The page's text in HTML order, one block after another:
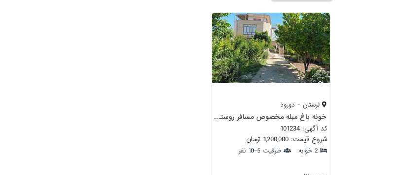
لرستان - دورود
خونه باغ مبله مخصوص مسافر روستای درمیان دورود
کد آگهی: 101234
شروع قیمت: 1,200,000 تومان
2 خوابه ظرفیت 5-10 نفر